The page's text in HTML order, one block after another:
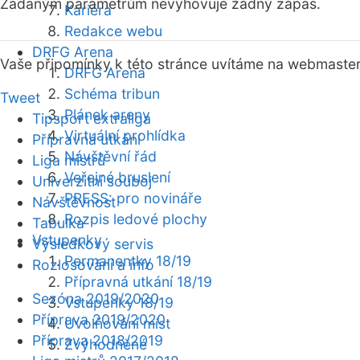
Kariéra
Redakce webu
DRFG Arena
DRFG Arena
Schéma tribun
Plánek areny
Virtuální prohlídka
Návštěvní řád
Veřejné bruslení
PRESS: pro novináře
Rozpis ledové plochy
Vstupenky
Permanentky 18/19
Přípravná utkání 18/19
Vstupenky 18/19
Uvolňování míst
Zvýhodněné
Zadaným parametrům nevyhovuje žádný zápas.
Vaše připomínky k této stránce uvítáme na webmaster
Tweet
Tipsport extraliga
Přípravná utkání
Liga mistrů
Univerzitní souboj
Návštěvnost
Tabulka
Výsledkový servis
Rozlosování a info
Sezóna 2019/2020
Příprava 2019/2020
Příprava 2018/2019